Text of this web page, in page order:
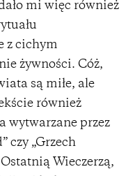
mi więc również
z cichym
żywności. Cóż,
są miłe, ale
również
wytwarzane przez
czy „Grzech
Wieczerzą,